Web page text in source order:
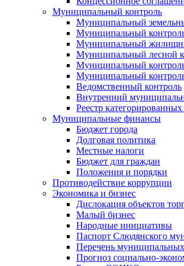
Муниципальный контроль
Муниципальный
Муниципальный контроль
Муниципальный
Муниципальный лесной
Муниципальный контроль
Муниципальный
Ведомственный контроль
Внутренний
Реестр категорированных
Муниципальные финансы
Бюджет города
Долговая политика
Местные налоги
Бюджет для граждан
Положения и порядки
Противодействие коррупции
Экономика и бизнес
Дислокация объектов
Малый бизнес
Народные инициативы
Паспорт Слюдянского
Перечень
Прогноз социально-